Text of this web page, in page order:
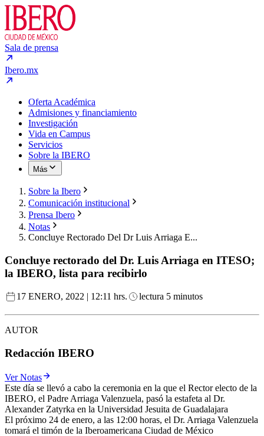
Sala de prensa
Ibero.mx
Oferta Académica
Admisiones y financiamiento
Investigación
Vida en Campus
Servicios
Sobre la IBERO
Más
Sobre la Ibero
Comunicación institucional
Prensa Ibero
Notas
Concluye Rectorado Del Dr Luis Arriaga E...
Concluye rectorado del Dr. Luis Arriaga en ITESO;
la IBERO, lista para recibirlo
17 ENERO, 2022 | 12:11 hrs. lectura 5 minutos
AUTOR
Redacción IBERO
Ver Notas
Este día se llevó a cabo la ceremonia en la que el Rector electo de la
IBERO, el Padre Arriaga Valenzuela, pasó la estafeta al Dr.
Alexander Zatyrka en la Universidad Jesuita de Guadalajara
El próximo 24 de enero, a las 12:00 horas, el Dr. Arriaga Valenzuela
tomará el timón de la Iberoamericana Ciudad de México